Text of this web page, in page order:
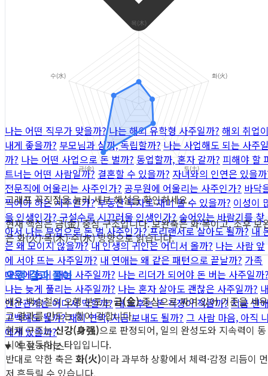
나는 어떤 직무가 맞을까?나는 해외 유학형 사주일까? 해외 취업
내게 좋을까? 부모님과 살까, 독립할까? 나는 사업해도 되는 사주
까? 나는 어떤 사업으로 돈 벌까?동업할까, 혼자 갈까? 피해야 할
트너는 어떤 사람일까? 결혼할 수 있을까? 자녀와의 인연은 있을
전문직에 어울리는 사주인가? 공무원에 어울리는 사주인가? 바닥
찍어야 하는 사주인가?부동산 투자로 재미 볼 수 있을까? 이성이
을 인생인가?구설수로 시끄러울 인생인가? 숨어있는 바람기를 찾
아서 나는 부업으로 돈 벌 사주인가? 프리랜서로 살아도 될까? 내
은 왜 모이지 않을까? 내 인생의 귀인은 어디서 올까? 나는 사람 앞
에 서야 뜨는 사주일까?내 연애는 왜 같은 패턴으로 끝날까?가족
때문에 돈이 새는 사주일까? 나는 리더가 되어야 돈 버는 사주일까
나는 늦게 풀리는 사주일까? 나는 혼자 살아도 괜찮은 사주일까?
인간관계는 어디서 막힐까? 내 노후는 돈 걱정이 적을까?지금 연
고백해도 될까?재회 연락, 지금 보내도 될까? 그 사람 마음, 아직
에게 있을까?
무료 서비스
그래프 꼭짓점을 눌러 세부 해설을 확인하세요.
현재 핵심은 금(金) 중심 구조입니다. 보완축은 화·목이고, 조후 보
은 화(火)·목(木)·수(水) 방향으로 읽습니다.
오행 결과 풀이
배우 백승철의 오행 분포는금(金)중심으로 짜여 있어 기준을 세우
고 결과를 만드는 힘이 강합니다.
현재 구조는신강(身强)으로 판정되어, 일의 완성도와 지속력이 동
시에 작동하는 타입입니다.
반대로 약한 축은 화(火)이라 과부하 상황에서 체력·감정 리듬이 먼
저 흔들릴 수 있습니다.